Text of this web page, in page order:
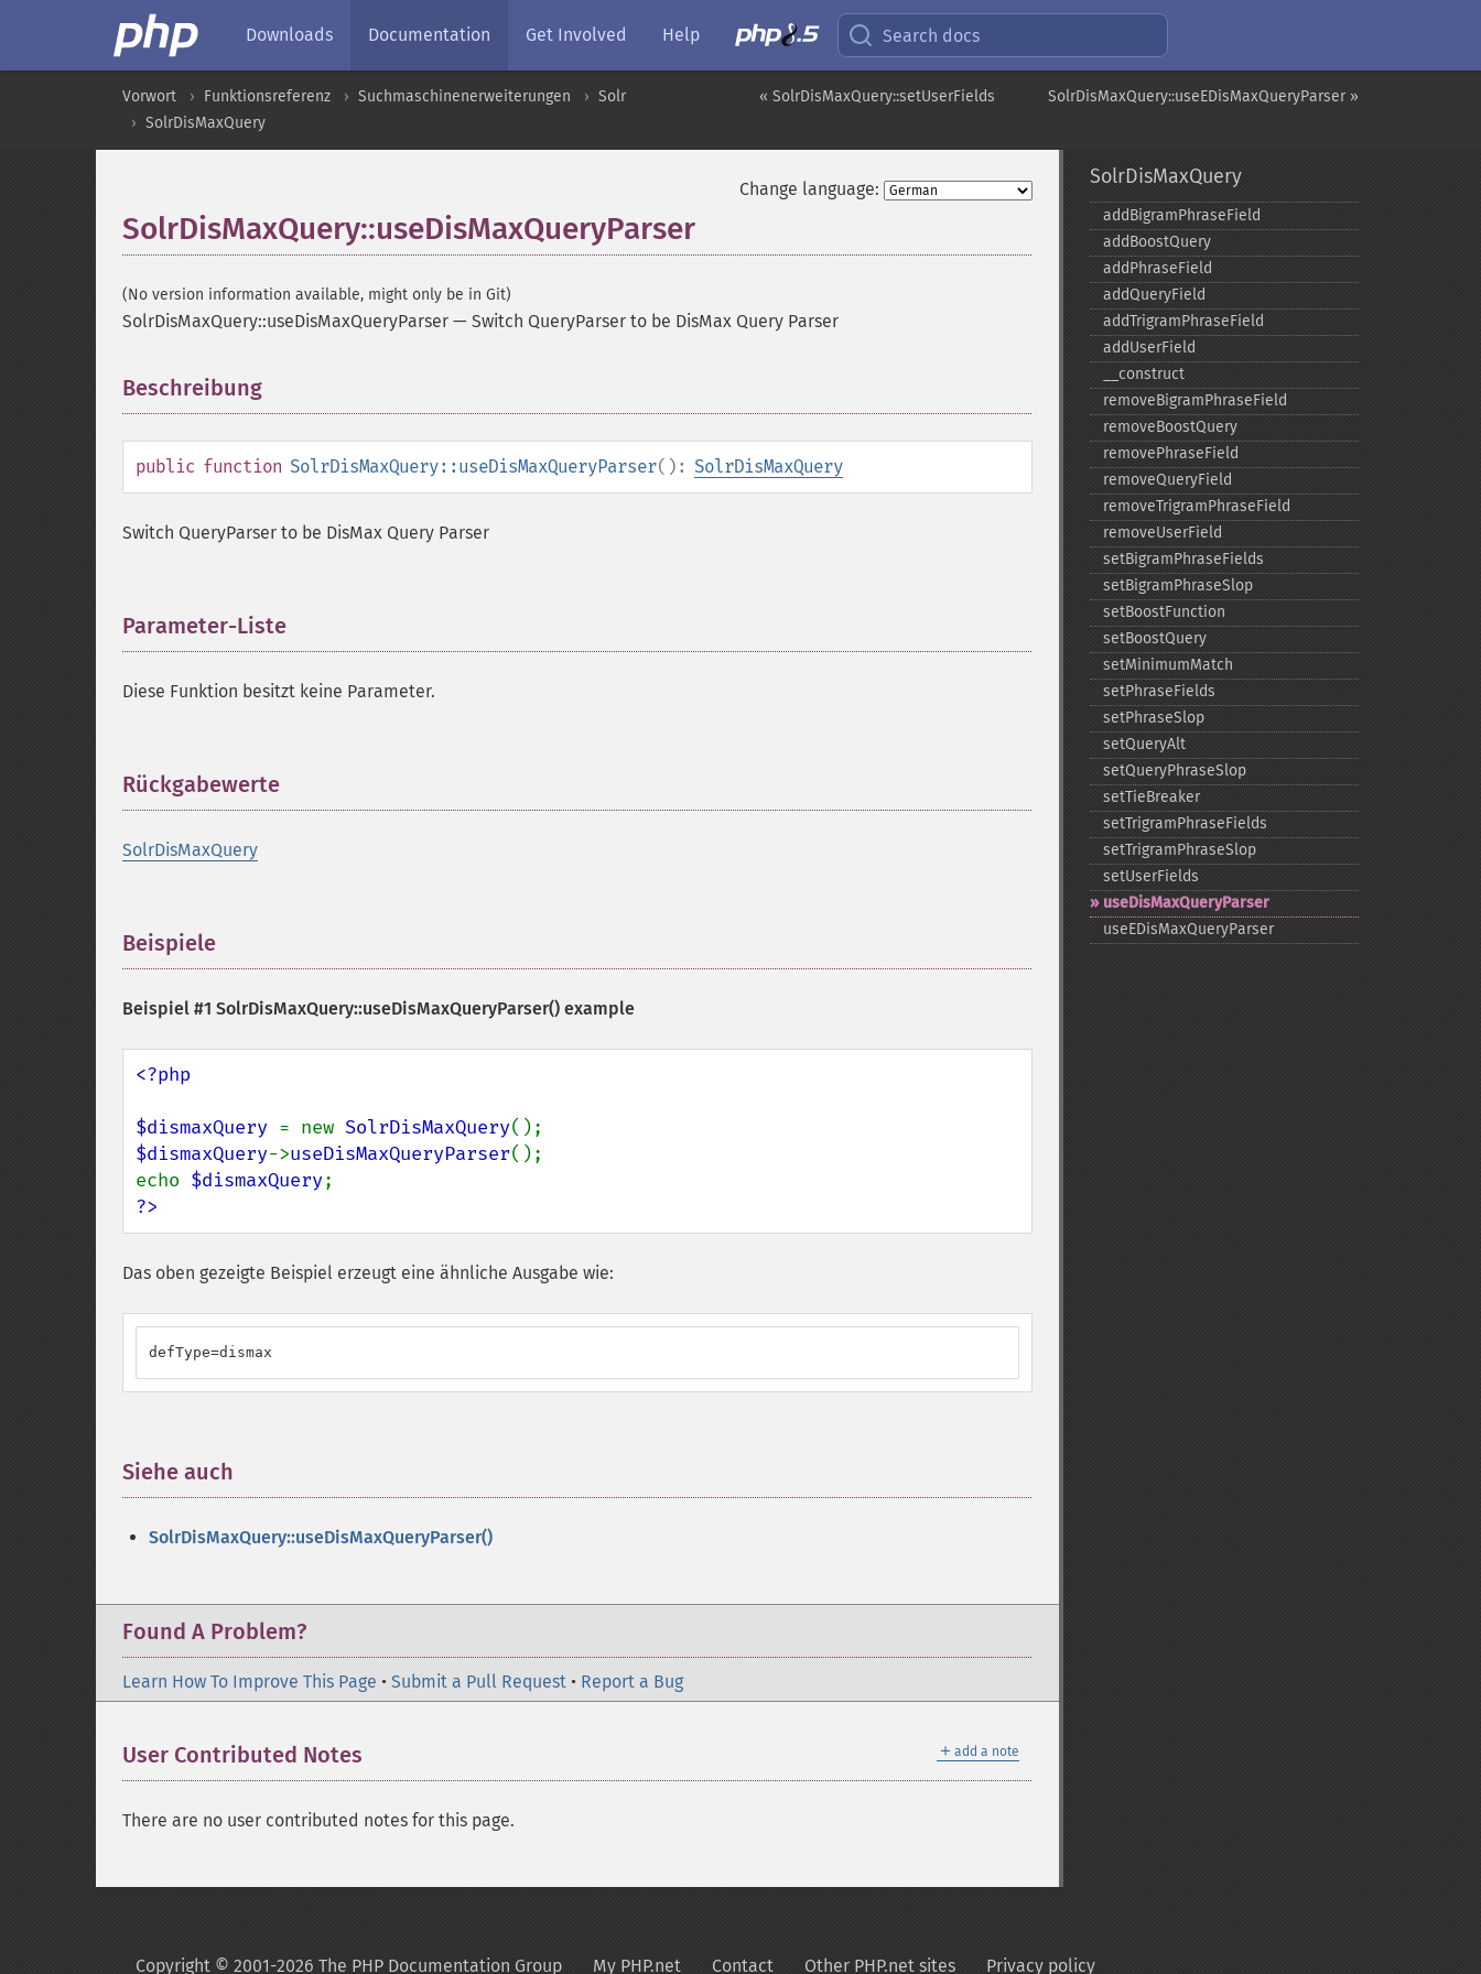
Downloads Documentation Get Involved Help Search docs
SolrDisMaxQuery::useEDisMaxQueryParser »
« SolrDisMaxQuery::setUserFields
Vorwort Funktionsreferenz Suchmaschinenerweiterungen
Solr
SolrDisMaxQuery
Change language:
SolrDisMaxQuery::useDisMaxQueryParser
(No version information available, might only be in Git)
SolrDisMaxQuery::useDisMaxQueryParser — Switch QueryParser to be DisMax Query Parser
Beschreibung
public function SolrDisMaxQuery::useDisMaxQueryParser(): SolrDisMaxQuery
Switch QueryParser to be DisMax Query Parser
Parameter-Liste
Diese Funktion besitzt keine Parameter.
Rückgabewerte
SolrDisMaxQuery
Beispiele
Beispiel #1 SolrDisMaxQuery::useDisMaxQueryParser() example
<?php
$dismaxQuery = new SolrDisMaxQuery
$dismaxQuery->useDisMaxQueryParser();
echo $dismaxQuery
?>
Das oben gezeigte Beispiel erzeugt eine ähnliche Ausgabe wie:
defType=dismax
Siehe auch
SolrDisMaxQuery::useDisMaxQueryParser()
Found A Problem?
Learn How To Improve This Page • Submit a Pull Request • Report a Bug
＋ add a note
User Contributed Notes
There are no user contributed notes for this page.
SolrDisMaxQuery
addBigramPhraseField
addBoostQuery
addPhraseField
addQueryField
addTrigramPhraseField
addUserField
_​_​construct
removeBigramPhraseField
removeBoostQuery
removePhraseField
removeQueryField
removeTrigramPhraseField
removeUserField
setBigramPhraseFields
setBigramPhraseSlop
setBoostFunction
setBoostQuery
setMinimumMatch
setPhraseFields
setPhraseSlop
setQueryAlt
setQueryPhraseSlop
setTieBreaker
setTrigramPhraseFields
setTrigramPhraseSlop
setUserFields
useDisMaxQueryParser
useEDisMaxQueryParser
Copyright © 2001-2026 The PHP Documentation Group My PHP.net Contact Other PHP.net sites Privacy policy